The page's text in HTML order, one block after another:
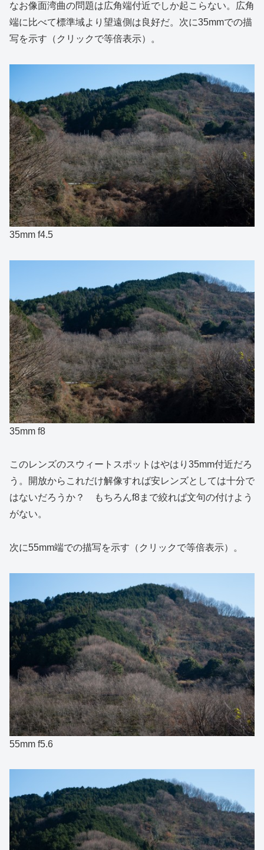
なお像面湾曲の問題は広角端付近でしか起こらない。広角
端に比べて標準域より望遠側は良好だ。次に35mmでの描
写を示す（クリックで等倍表示）。
35mm f4.5
35mm f8
このレンズのスウィートスポットはやはり35mm付近だろ
う。開放からこれだけ解像すれば安レンズとしては十分で
はないだろうか？ もちろんf8まで絞れば文句の付けよう
がない。
次に55mm端での描写を示す（クリックで等倍表示）。
55mm f5.6